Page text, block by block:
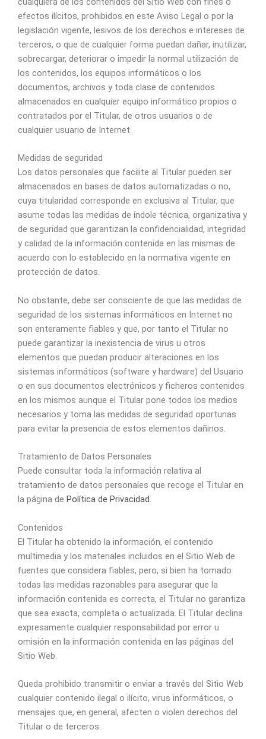
efectos ilícitos, prohibidos en este Aviso Legal o por la
legislación vigente, lesivos de los derechos e intereses de
terceros, o que de cualquier forma puedan dañar, inutilizar,
sobrecargar, deteriorar o impedir la normal utilización de
los contenidos, los equipos informáticos o los
documentos, archivos y toda clase de contenidos
almacenados en cualquier equipo informático propios o
contratados por el Titular, de otros usuarios o de
cualquier usuario de Internet.
Medidas de seguridad
Los datos personales que facilite al Titular pueden ser
almacenados en bases de datos automatizadas o no,
cuya titularidad corresponde en exclusiva al Titular, que
asume todas las medidas de índole técnica, organizativa y
de seguridad que garantizan la confidencialidad, integridad
y calidad de la información contenida en las mismas de
acuerdo con lo establecido en la normativa vigente en
protección de datos.
No obstante, debe ser consciente de que las medidas de
seguridad de los sistemas informáticos en Internet no
son enteramente fiables y que, por tanto el Titular no
puede garantizar la inexistencia de virus u otros
elementos que puedan producir alteraciones en los
sistemas informáticos (software y hardware) del Usuario
o en sus documentos electrónicos y ficheros contenidos
en los mismos aunque el Titular pone todos los medios
necesarios y toma las medidas de seguridad oportunas
para evitar la presencia de estos elementos dañinos.
Tratamiento de Datos Personales
Puede consultar toda la información relativa al
tratamiento de datos personales que recoge el Titular en
la página de Política de Privacidad.
Contenidos
El Titular ha obtenido la información, el contenido
multimedia y los materiales incluidos en el Sitio Web de
fuentes que considera fiables, pero, si bien ha tomado
todas las medidas razonables para asegurar que la
información contenida es correcta, el Titular no garantiza
que sea exacta, completa o actualizada. El Titular declina
expresamente cualquier responsabilidad por error u
omisión en la información contenida en las páginas del
Sitio Web.
Queda prohibido transmitir o enviar a través del Sitio Web
cualquier contenido ilegal o ilícito, virus informáticos, o
mensajes que, en general, afecten o violen derechos del
Titular o de terceros.